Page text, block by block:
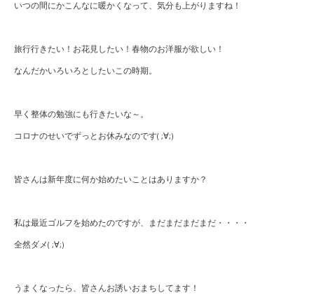
いつの間にかこんなに暖かくなって、気分も上がりますね！
旅行行きたい！お花見したい！春物のお洋服が欲しい！
なんだかいろいろとしたいこの時期。
早く整体の勉強にも行きたいな～。
コロナのせいでずっとお休みなのです( ;∀;)
皆さんは新年度に何か始めたいことはありますか？
私は最近ゴルフを始めたのですが、まだまだまだまだ・・・・
全然ダメ( ;∀;)
うまくなったら、皆さんお誘いおまちしてます！